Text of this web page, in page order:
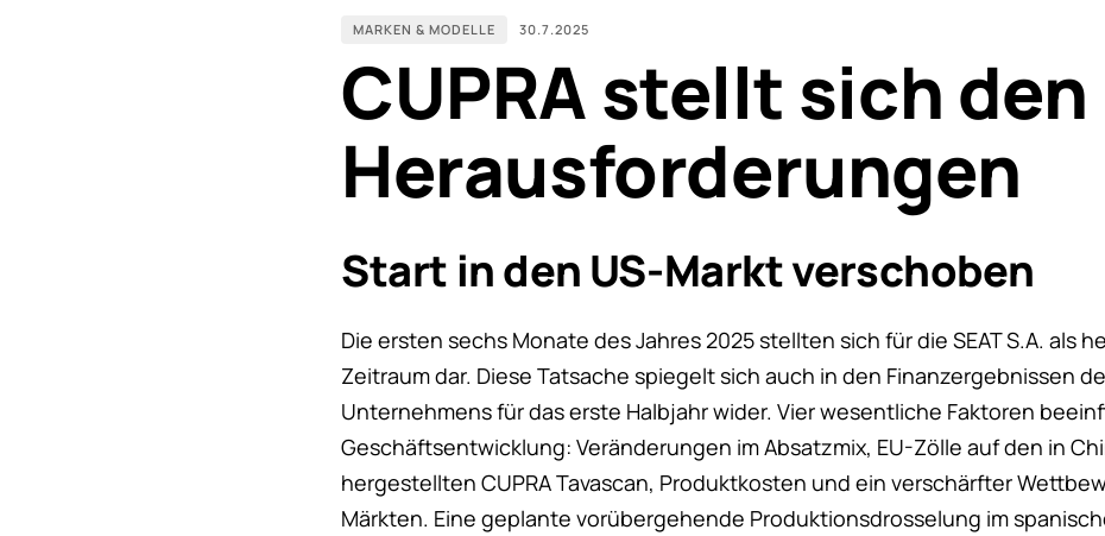
MARKEN & MODELLE 30.7.2025
CUPRA stellt sich den
Herausforderungen
Start in den US-Markt verschoben
Die ersten sechs Monate des Jahres 2025 stellten sich für die SEAT S.A. als
Zeitraum dar. Diese Tatsache spiegelt sich auch in den Finanzergebnissen
Unternehmens für das erste Halbjahr wider. Vier wesentliche Faktoren
Geschäftsentwicklung: Veränderungen im Absatzmix, EU-Zölle auf den in
hergestellten CUPRA Tavascan, Produktkosten und ein verschärfter
Märkten. Eine geplante vorübergehende Produktionsdrosselung im